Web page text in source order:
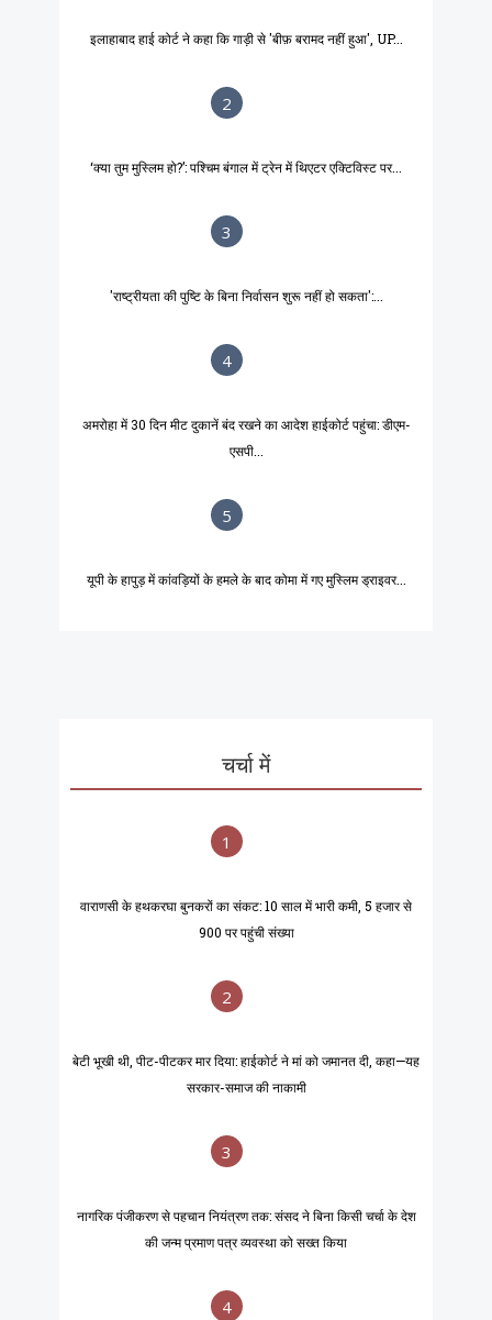
इलाहाबाद हाई कोर्ट ने कहा कि गाड़ी से 'बीफ़ बरामद नहीं हुआ', UP...
2
‘क्या तुम मुस्लिम हो?’: पश्चिम बंगाल में ट्रेन में थिएटर एक्टिविस्ट पर...
3
'राष्ट्रीयता की पुष्टि के बिना निर्वासन शुरू नहीं हो सकता':...
4
अमरोहा में 30 दिन मीट दुकानें बंद रखने का आदेश हाईकोर्ट पहुंचा: डीएम-
एसपी...
5
यूपी के हापुड़ में कांवड़ियों के हमले के बाद कोमा में गए मुस्लिम ड्राइवर...
चर्चा में
1
वाराणसी के हथकरघा बुनकरों का संकट: 10 साल में भारी कमी, 5 हजार से
900 पर पहुंची संख्या
2
बेटी भूखी थी, पीट-पीटकर मार दिया: हाईकोर्ट ने मां को जमानत दी, कहा—यह
सरकार-समाज की नाकामी
3
नागरिक पंजीकरण से पहचान नियंत्रण तक: संसद ने बिना किसी चर्चा के देश
की जन्म प्रमाण पत्र व्यवस्था को सख्त किया
4